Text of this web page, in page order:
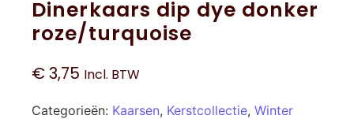
Dinerkaars dip dye donker
roze/turquoise
€3,75 Incl. BTW
Categorieën: Kaarsen, Kerstcollectie, Winter